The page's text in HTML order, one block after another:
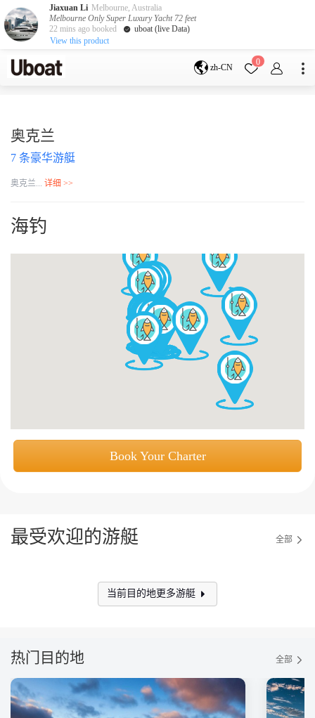
zh-CN
0
目的地
凯恩斯
达尔文
拼船海钓
为什么选择我们
服务条款
Guaranteed fish
奥克兰
7 条豪华游艇
奥克兰... 详细 >>
海钓
Book Your Charter
最受欢迎的游艇 全部
当前目的地更多游艇
热门目的地 全部
Jiaxuan Li Melbourne, Australia
Melbourne Only Super Luxury Yacht 72 feet
22 mins ago booked
uboat (live Data)
View this product